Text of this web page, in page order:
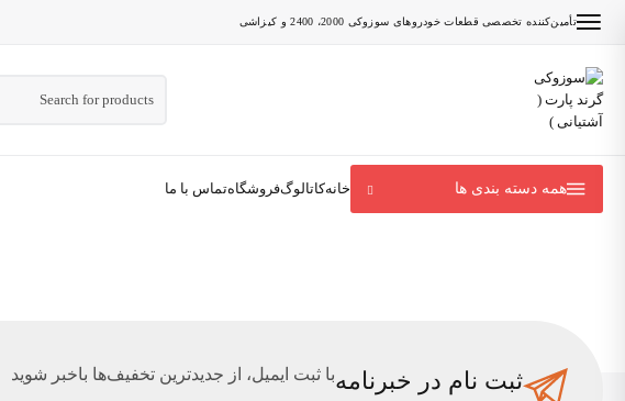
تأمین‌کننده تخصصی قطعات خودروهای سوزوکی 2000، 2400 و کیزاشی
همه دسته بندی ها
ثبت نام در خبرنامهبا ثبت ایمیل، از جدید‌ترین تخفیف‌ها با‌خبر شوید